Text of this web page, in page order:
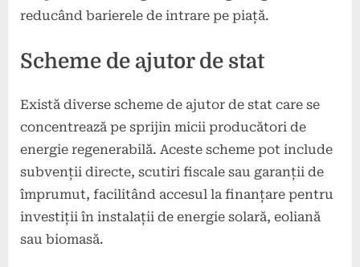
reducând barierele de intrare pe piață.
Scheme de ajutor de stat
Există diverse scheme de ajutor de stat care se
concentrează pe sprijin micii producători de
energie regenerabilă. Aceste scheme pot include
subvenții directe, scutiri fiscale sau garanții de
împrumut, facilitând accesul la finanțare pentru
investiții în instalații de energie solară, eoliană
sau biomasă.